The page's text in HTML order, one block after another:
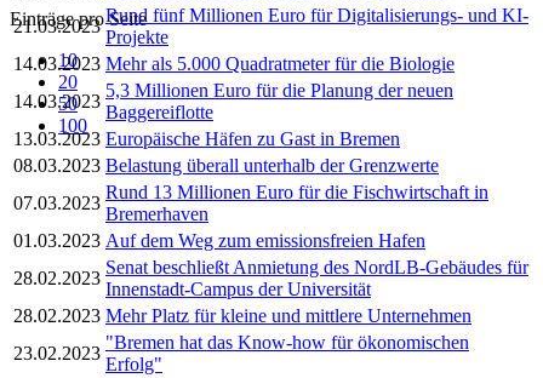
Einträge pro Seite
10
20
50
100
21.03.2023
Rund fünf Millionen Euro für Digitalisierungs- und KI-
Projekte
14.03.2023 Mehr als 5.000 Quadratmeter für die Biologie
14.03.2023
5,3 Millionen Euro für die Planung der neuen
Baggereiflotte
13.03.2023 Europäische Häfen zu Gast in Bremen
08.03.2023 Belastung überall unterhalb der Grenzwerte
07.03.2023
Rund 13 Millionen Euro für die Fischwirtschaft in
Bremerhaven
01.03.2023 Auf dem Weg zum emissionsfreien Hafen
28.02.2023
Senat beschließt Anmietung des NordLB-Gebäudes für
Innenstadt-Campus der Universität
28.02.2023 Mehr Platz für kleine und mittlere Unternehmen
23.02.2023
"Bremen hat das Know-how für ökonomischen
Erfolg"